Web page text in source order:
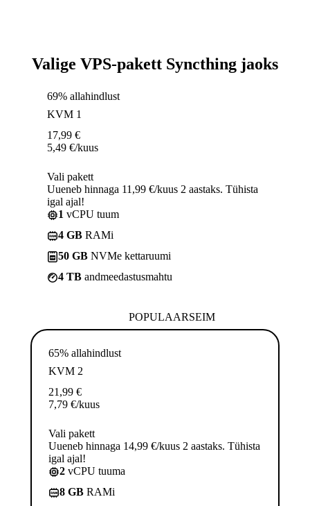
Valige VPS-pakett Syncthing jaoks
69% allahindlust
KVM 1
17,99 €
5,49 €/kuus
Vali pakett
Uueneb hinnaga 11,99 €/kuus 2 aastaks. Tühista
igal ajal!
1 vCPU tuum
4 GB RAMi
50 GB NVMe kettaruumi
4 TB andmeedastusmahtu
POPULAARSEIM
65% allahindlust
KVM 2
21,99 €
7,79 €/kuus
Vali pakett
Uueneb hinnaga 14,99 €/kuus 2 aastaks. Tühista
igal ajal!
2 vCPU tuuma
8 GB RAMi